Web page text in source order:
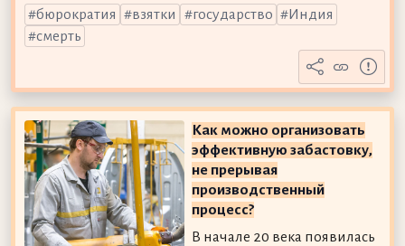
бюрократия
взятки государство
Индия
смерть
Как можно организовать
эффективную забастовку,
не прерывая
производственный
процесс?
В начале 20 века появилась